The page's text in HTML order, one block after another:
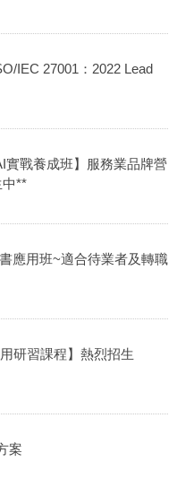
IEC 27001：2022 Lead
實戰養成班】服務業品牌營
中**
應用班~適合待業者及轉職
研習課程】熱烈招生
案